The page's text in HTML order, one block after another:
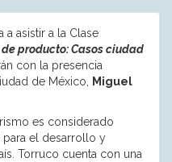
a asistir a la Clase
producto: Casos ciudad
con la presencia
de México,
Miguel
es considerado
el desarrollo y
Torruco cuenta con una